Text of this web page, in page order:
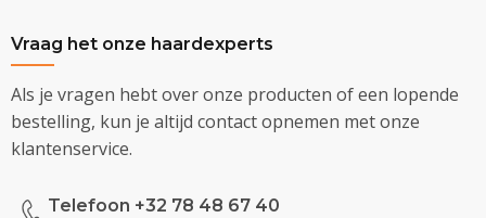
Vraag het onze haardexperts
Als je vragen hebt over onze producten of een lopende
bestelling, kun je altijd contact opnemen met onze
klantenservice.
Telefoon +32 78 48 67 40